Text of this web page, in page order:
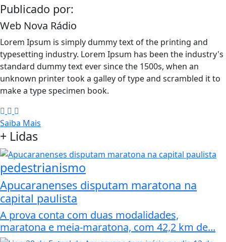
Publicado por:
Web Nova Rádio
Lorem Ipsum is simply dummy text of the printing and
typesetting industry. Lorem Ipsum has been the industry's
standard dummy text ever since the 1500s, when an
unknown printer took a galley of type and scrambled it to
make a type specimen book.
Saiba Mais
+ Lidas
pedestrianismo
Apucaranenses disputam maratona na
capital paulista
A prova conta com duas modalidades,
maratona e meia-maratona, com 42,2 km de...